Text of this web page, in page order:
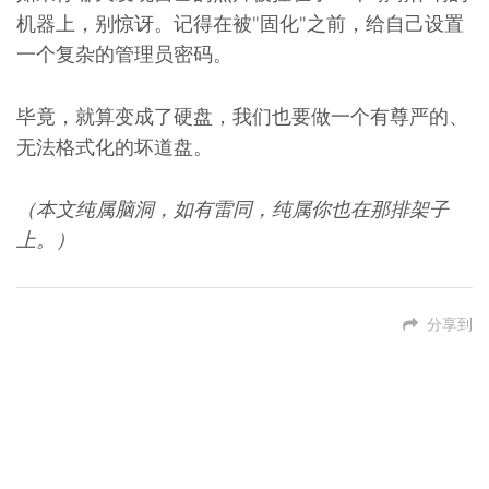
机器上，别惊讶。记得在被"固化"之前，给自己设置
一个复杂的管理员密码。
毕竟，就算变成了硬盘，我们也要做一个有尊严的、
无法格式化的坏道盘。
（本文纯属脑洞，如有雷同，纯属你也在那排架子
上。）
分享到